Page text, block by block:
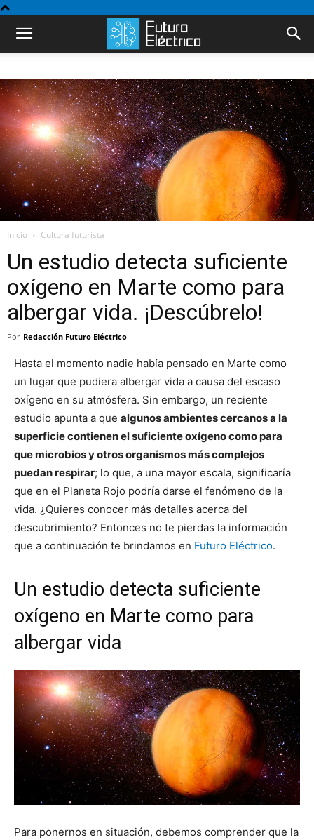
Inicio Cultura futurista
Un estudio detecta suficiente
oxígeno en Marte como para
albergar vida. ¡Descúbrelo!
Por Redacción Futuro Eléctrico -
Hasta el momento nadie había pensado en Marte como
un lugar que pudiera albergar vida a causa del escaso
oxígeno en su atmósfera. Sin embargo, un reciente
estudio apunta a que algunos ambientes cercanos a la
superficie contienen el suficiente oxígeno como para
que microbios y otros organismos más complejos
puedan respirar; lo que, a una mayor escala, significaría
que en el Planeta Rojo podría darse el fenómeno de la
vida. ¿Quieres conocer más detalles acerca del
descubrimiento? Entonces no te pierdas la información
que a continuación te brindamos en Futuro Eléctrico.
Un estudio detecta suficiente
oxígeno en Marte como para
albergar vida
Para ponernos en situación, debemos comprender que la